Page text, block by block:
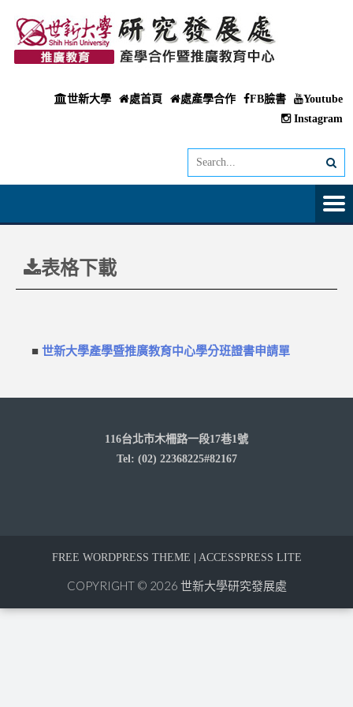
世新大學 處首頁 處產學合作 FB臉書
Youtube
Instagram
表格下載
■ 世新大學產學暨推廣教育中心學分班證書申請單
116台北市木柵路一段17巷1號
Tel: (02) 22368225#82167
FREE WORDPRESS THEME ACCESSPRESS LITE
COPYRIGHT © 2026 世新大學研究發展處